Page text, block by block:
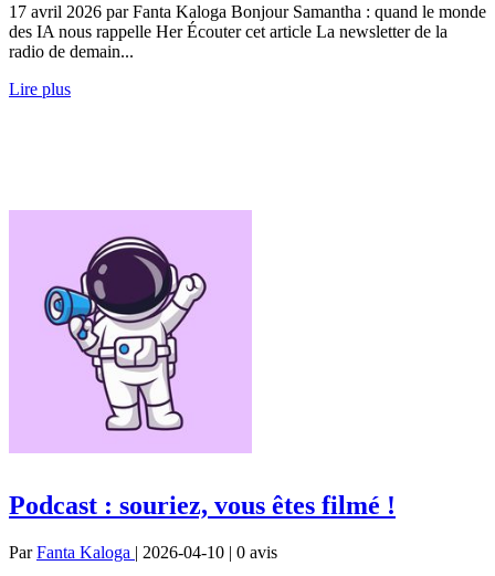
17 avril 2026 par Fanta Kaloga Bonjour Samantha : quand le monde
des IA nous rappelle Her Écouter cet article La newsletter de la
radio de demain...
Lire plus
Podcast : souriez, vous êtes filmé !
ParFanta Kaloga | 2026-04-10 | 0 avis